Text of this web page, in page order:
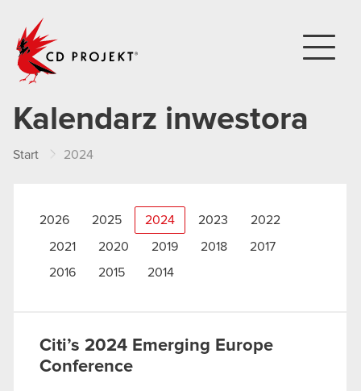
Kalendarz inwestora
Start 2024
2026 2025 2024 2023 2022
2021 2020 2019 2018
2017
2016
2015 2014
Citi’s 2024 Emerging Europe
Conference